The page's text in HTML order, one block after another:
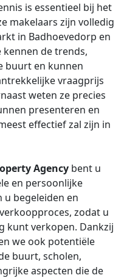
is essentieel bij het
makelaars zijn volledig
in Badhoevedorp en
kennen de trends,
buurt en kunnen
vraagprijs
weten ze precies
presenteren en
effectief zal zijn in
Agency bent u
en persoonlijke
u begeleiden en
zodat u
kunt verkopen. Dankzij
we ook potentiële
buurt, scholen,
aspecten die de